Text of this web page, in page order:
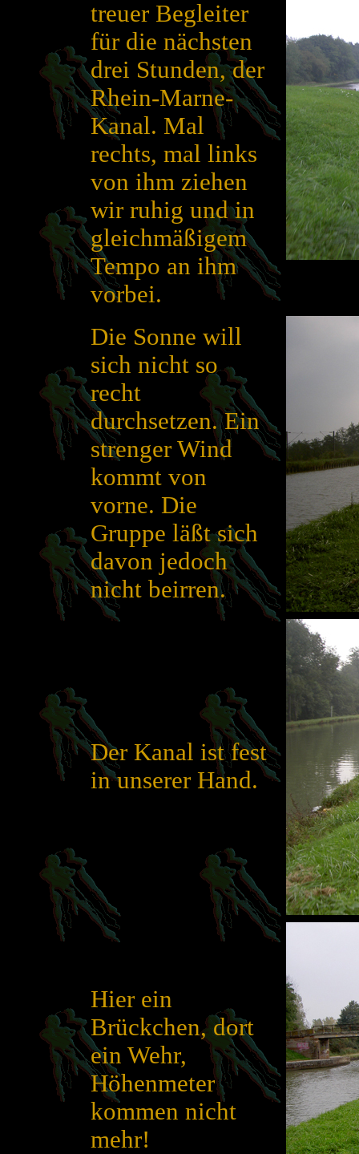
treuer Begleiter
für die nächsten
drei Stunden, der
Rhein-Marne-
Kanal. Mal
rechts, mal links
von ihm ziehen
wir ruhig und in
gleichmäßigem
Tempo an ihm
vorbei.
Die Sonne will
sich nicht so
recht
durchsetzen. Ein
strenger Wind
kommt von
vorne. Die
Gruppe läßt sich
davon jedoch
nicht beirren.
Der Kanal ist fest
in unserer Hand.
Hier ein
Brückchen, dort
ein Wehr,
Höhenmeter
kommen nicht
mehr!